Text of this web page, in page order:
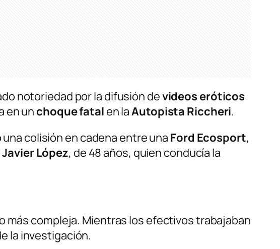
notoriedad por la difusión devideos eróticos
en un choque fatal en laAutopista Riccheri.
colisión en cadena entre una Ford Ecosport,
López, de 48 años, quien conducía la
más compleja. Mientras los efectivos trabajaban
la investigación.